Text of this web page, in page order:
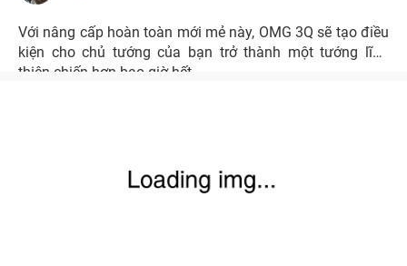
Với nâng cấp hoàn toàn mới mẻ này, OMG 3Q sẽ tạo điều
kiện cho chủ tướng của bạn trở thành một tướng lĩnh
thiện chiến hơn bao giờ hết.